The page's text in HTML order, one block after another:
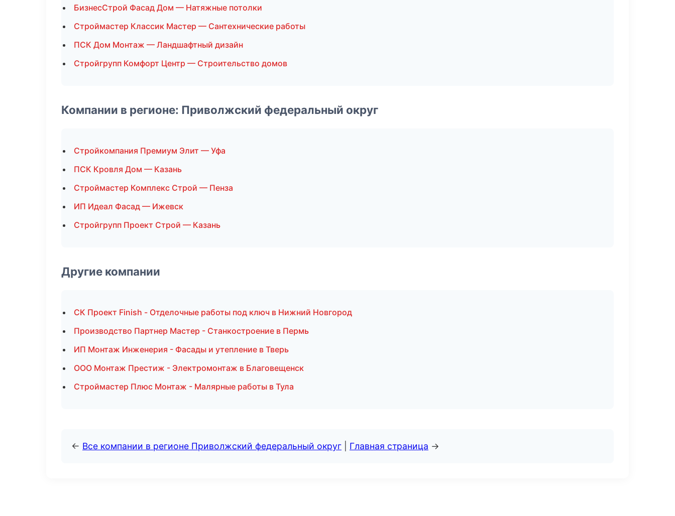
БизнесСтрой Фасад Дом — Натяжные потолки
Строймастер Классик Мастер — Сантехнические работы
ПСК Дом Монтаж — Ландшафтный дизайн
Стройгрупп Комфорт Центр — Строительство домов
Компании в регионе: Приволжский федеральный округ
Стройкомпания Премиум Элит — Уфа
ПСК Кровля Дом — Казань
Строймастер Комплекс Строй — Пенза
ИП Идеал Фасад — Ижевск
Стройгрупп Проект Строй — Казань
Другие компании
СК Проект Finish - Отделочные работы под ключ в Нижний Новгород
Производство Партнер Мастер - Станкостроение в Пермь
ИП Монтаж Инженерия - Фасады и утепление в Тверь
ООО Монтаж Престиж - Электромонтаж в Благовещенск
Строймастер Плюс Монтаж - Малярные работы в Тула
← Все компании в регионе Приволжский федеральный округ Главная страница →